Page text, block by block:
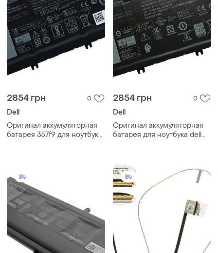
2854 грн 0
Dell
Оригинал аккумуляторная
батарея 357f9 для ноутбука
2854 грн 0
Dell
Оригинал аккумуляторная
батарея для ноутбука dell
74wh